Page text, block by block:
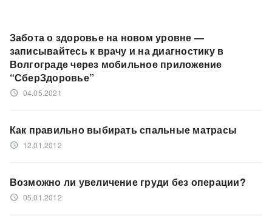
Забота о здоровье на новом уровне —
записывайтесь к врачу и на диагностику в
Волгограде через мобильное приложение
“СберЗдоровье”
access_time 04.05.2021
Как правильно выбирать спальные матрасы
access_time 12.01.2012
Возможно ли увеличение груди без операции?
access_time 05.01.2012